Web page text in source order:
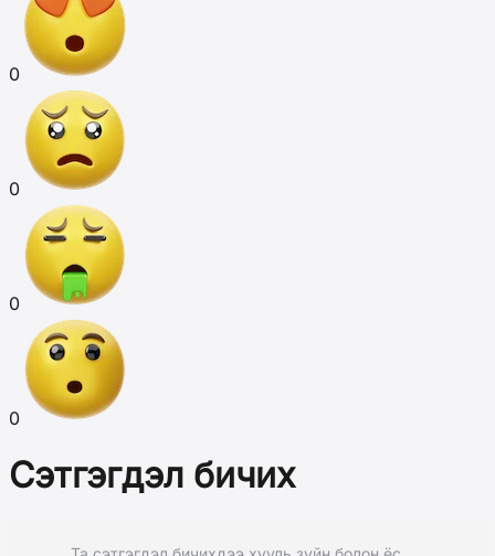
0
0
0
0
Сэтгэгдэл бичих